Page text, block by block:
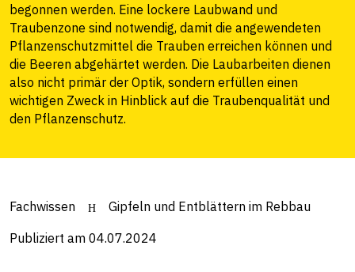
begonnen werden. Eine lockere Laubwand und
Traubenzone sind notwendig, damit die angewendeten
Pflanzenschutzmittel die Trauben erreichen können und
die Beeren abgehärtet werden. Die Laubarbeiten dienen
also nicht primär der Optik, sondern erfüllen einen
wichtigen Zweck in Hinblick auf die Traubenqualität und
den Pflanzenschutz.
Fachwissen Gipfeln und Entblättern im Rebbau
Publiziert am 04.07.2024